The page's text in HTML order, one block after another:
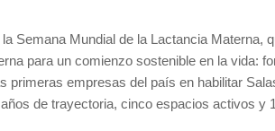
Semana Mundial de la Lactancia Materna,
para un comienzo sostenible en la vida:
primeras empresas del país en habilitar
de trayectoria, cinco espacios activos y